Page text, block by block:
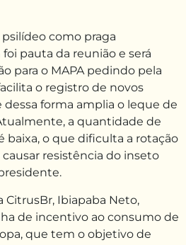
como praga
pauta da reunião e será
para o MAPA pedindo pela
o registro de novos
forma amplia o leque de
a quantidade de
baixa, o que dificulta a rotação
resistência do inseto
Ibiapaba Neto,
de incentivo ao consumo de
que tem o objetivo de